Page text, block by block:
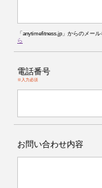
「anytimefitness.jp」からのメー
ら
電話番号
※入力必須
お問い合わせ内容